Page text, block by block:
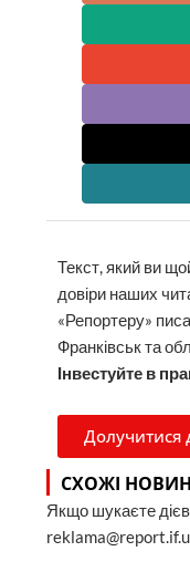
Текст, який ви
довіри наших
«Репортеру»
Франківськ та
Інвестуйте в
Долучитися
СХОЖІ
Якщо шукаєте